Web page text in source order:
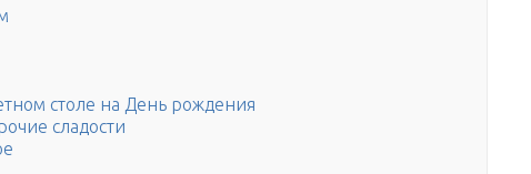
столе на День рождения
сладости